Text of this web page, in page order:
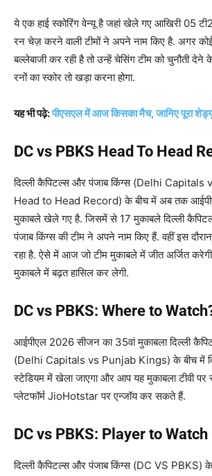
ये एक हाई स्कोरिंग वेन्यू है जहां खेले गए आखिरी 05
रन चेज़ करने वाली टीमों ने अपने नाम किए है. अगर
बल्लेबाजी कर रही है तो उन्हें चेसिंग टीम को चुनौती
रनों का स्कोर तो खड़ा करना होगा.
यह भी पढ़े:पीएसएल में आज किसका मैच, जानिए पूरा
DC vs PBKS Head To Head
दिल्ली कैपिटल्स और पंजाब किंग्स (Delhi
Head to Head Record) के बीच में अब तक
मुकाबले खेले गए है. जिसमें से 17 मुकाबले दिल्ली
पंजाब किंग्स की टीम ने अपने नाम किए हैं. वहीं इस
रहा है. ऐसे में आज जो टीम मुकाबले में जीत अर्जित
मुकाबले में बढ़त हासिल कर लेगी.
DC vs PBKS: Where to
आईपीएल 2026 सीजन का 35वां मुकाबला दिल्ली
(Delhi Capitals vs Punjab Kings) के बीच में
स्टेडियम में खेला जाएगा और आप यह मुकाबला टीवी पर
प्लेटफॉर्म JioHotstar पर एन्जॉय कर सकते हैं.
DC vs PBKS: Player to Watch
दिल्ली कैपिटल्स और पंजाब किंग्स (DC VS PBKS)